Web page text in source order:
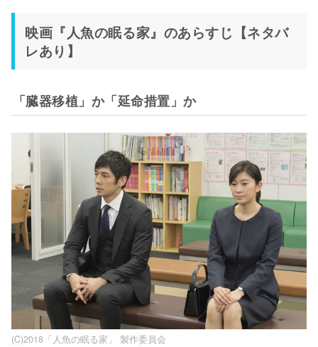
映画『人魚の眠る家』のあらすじ【ネタバ
レあり】
「臓器移植」か「延命措置」か
(C)2018「人魚の眠る家」 製作委員会